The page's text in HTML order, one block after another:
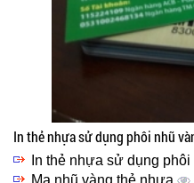
In thẻ nhựa sử dụng phôi nhũ
In thẻ nhựa sử dụng phôi
Mạ nhũ vàng thẻ nhựa